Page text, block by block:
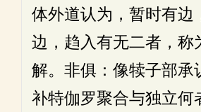
体外道认为，暂时有边
边，趋入有无二者，称
解。非俱：像犊子部承
补特伽罗聚合与独立何